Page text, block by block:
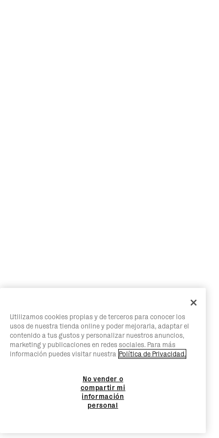
Utilizamos cookies propias y de terceros para conocer los
usos de nuestra tienda online y poder mejorarla, adaptar el
contenido a tus gustos y personalizar nuestros anuncios,
marketing y publicaciones en redes sociales. Para más
información puedes visitar nuestra Política de Privacidad.
No vender o
compartir mi
información
personal